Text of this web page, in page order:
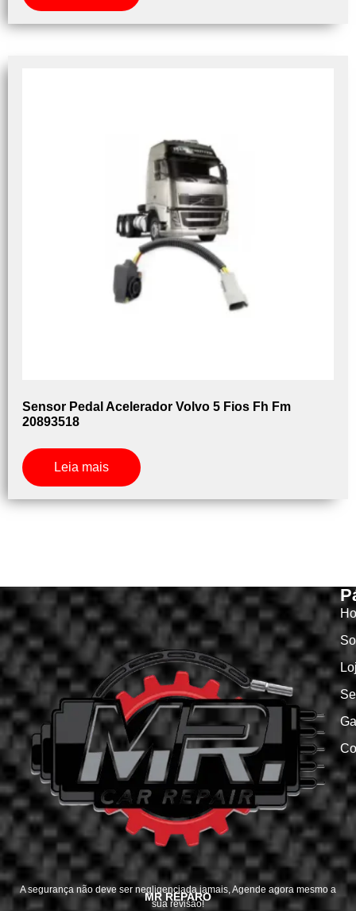
Sensor Pedal Acelerador Volvo 5 Fios Fh Fm
20893518
Leia mais
MR REPARO
A segurança não deve ser negligenciada jamais, Agende agora mesmo a
sua revisão!